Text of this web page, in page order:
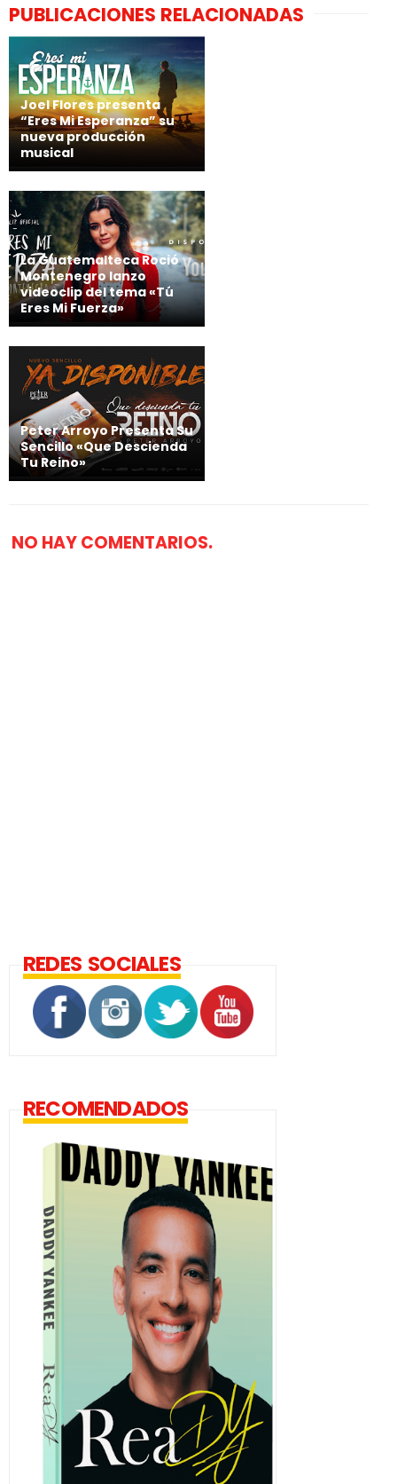
PUBLICACIONES RELACIONADAS
Joel Flores presenta
“Eres Mi Esperanza” su
nueva producción
musical
La Guatemalteca Roció
Montenegro lanzo
videoclip del tema «Tú
Eres Mi Fuerza»
Peter Arroyo Presenta Su
Sencillo «Que Descienda
Tu Reino»
NO HAY COMENTARIOS.
REDES SOCIALES
RECOMENDADOS